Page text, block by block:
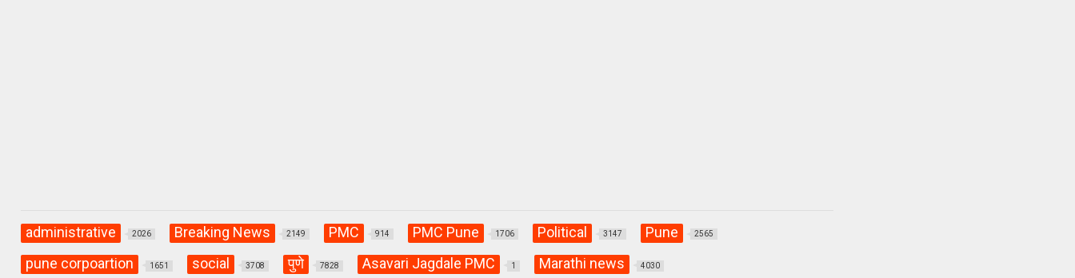
administrative 2026 Breaking News 2149 PMC 914 PMC Pune 1706 Political 3147 Pune 2565
pune corpoartion 1651 social 3708 पुणे 7828 Asavari Jagdale PMC 1 Marathi news 4030